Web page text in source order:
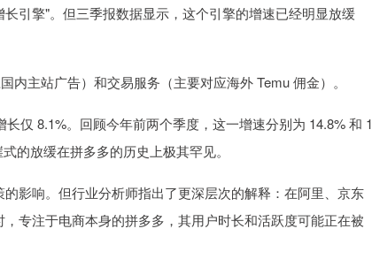
引擎"。但三季报数据显示，这个引擎的增速已经明显放缓
主站广告）和交易服务（主要对应海外 Temu 佣金）。
仅 8.1%。回顾今年前两个季度，这一增速分别为 14.8% 和 1
的放缓在拼多多的历史上极其罕见。
影响。但行业分析师指出了更深层次的解释：在阿里、京东
专注于电商本身的拼多多，其用户时长和活跃度可能正在被